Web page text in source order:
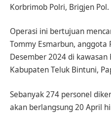
Korbrimob Polri, Brigjen Pol.
Operasi ini bertujuan
Tommy Esmarbun, anggota
Desember 2024 di
Kabupaten Teluk Bintuni,
Sebanyak 274 personel
akan berlangsung 20 April